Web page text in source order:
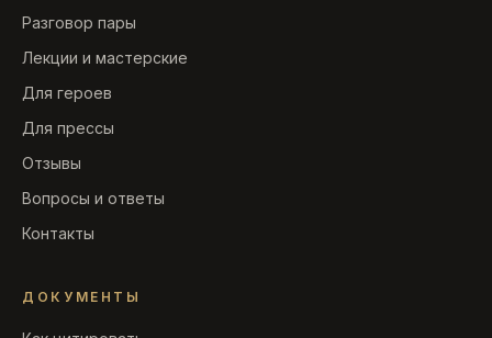
Разговор пары
Лекции и мастерские
Для героев
Для прессы
Отзывы
Вопросы и ответы
Контакты
ДОКУМЕНТЫ